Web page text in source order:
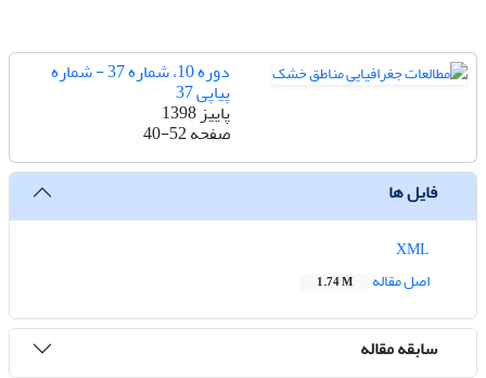
دوره 10، شماره 37 - شماره
پیاپی 37
پاییز 1398
صفحه40-52
فایل ها
اصل مقاله
1.74 M
سابقه مقاله